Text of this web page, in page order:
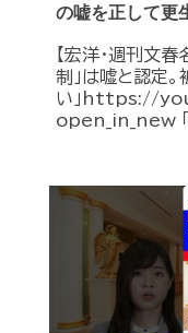
の嘘を正して更
【宏洋・週刊文
制」は嘘と認定
い」https://
open_in_new